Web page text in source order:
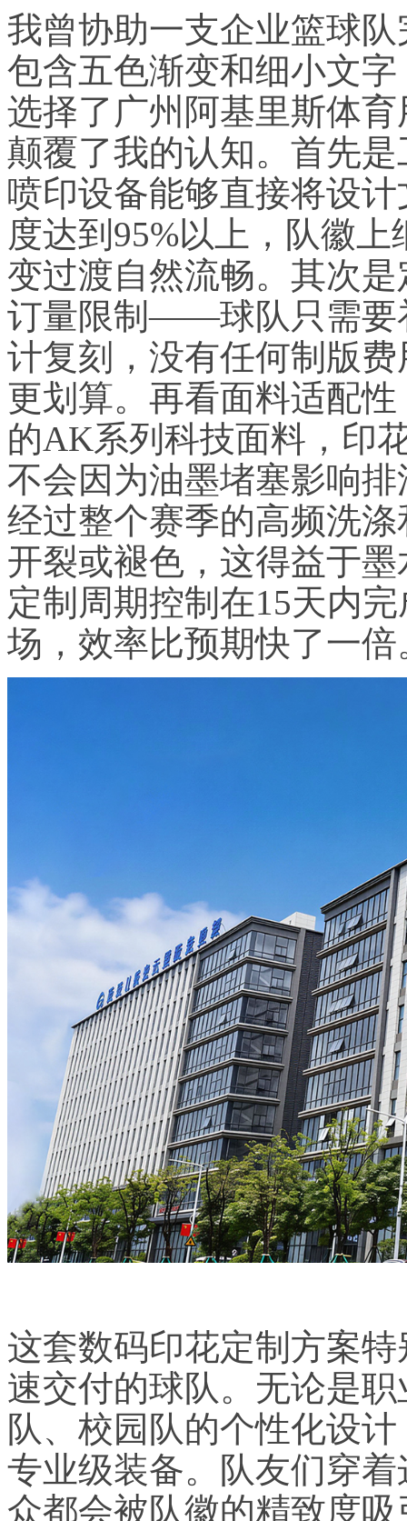
我曾协助一支企业篮球
包含五色渐变和细小文
选择了广州阿基里斯体
颠覆了我的认知。首先
喷印设备能够直接将设
度达到95%以上，队徽
变过渡自然流畅。其次
订量限制——球队只需要
计复刻，没有任何制版
更划算。再看面料适配
的AK系列科技面料，印
不会因为油墨堵塞影响
经过整个赛季的高频洗
开裂或褪色，这得益于
定制周期控制在15天内
场，效率比预期快了一倍
这套数码印花定制方案
速交付的球队。无论是
队、校园队的个性化设
专业级装备。队友们穿
众都会被队徽的精致度